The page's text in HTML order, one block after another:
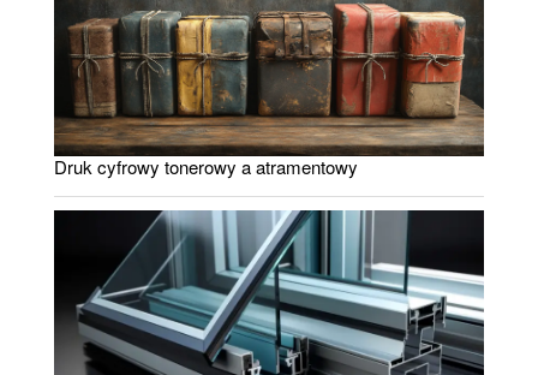
Druk cyfrowy tonerowy a atramentowy